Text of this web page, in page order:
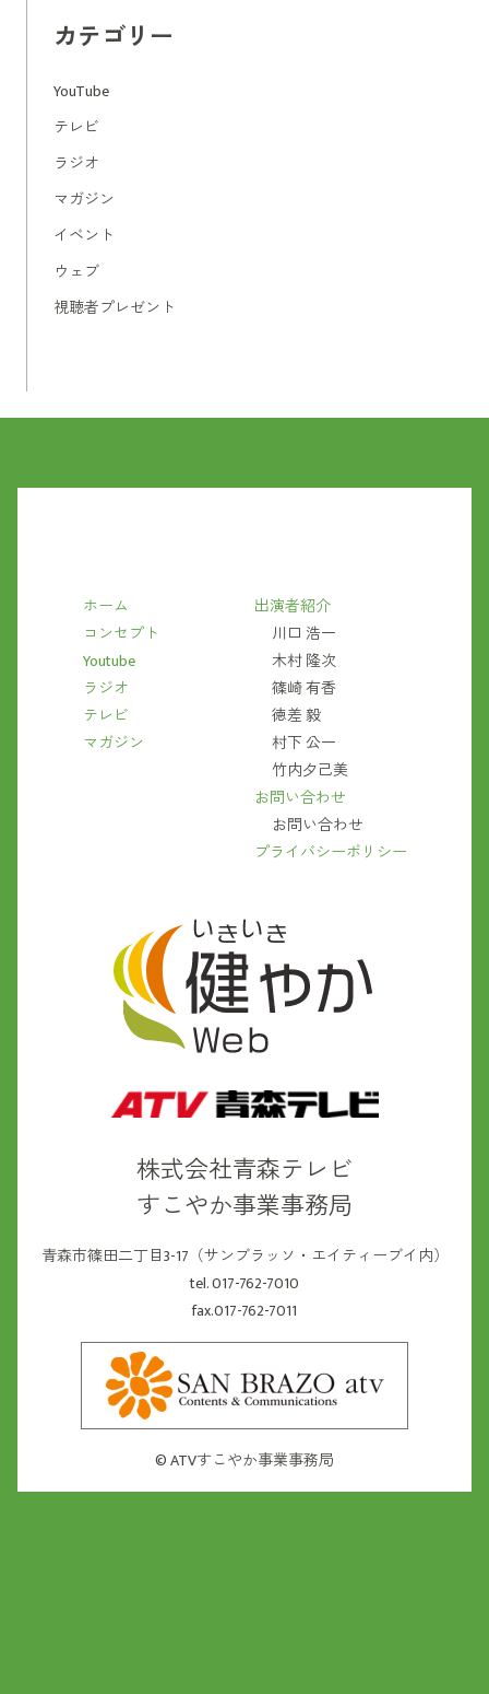
カテゴリー
YouTube
テレビ
ラジオ
マガジン
イベント
ウェブ
視聴者プレゼント
株式会社青森テレビ
すこやか事業事務局
青森市篠田二丁目3-17（サンブラッソ・エイティーブイ内）
tel. 017-762-7010
fax.017-762-7011
©ATVすこやか事業事務局
ホーム
コンセプト
Youtube
ラジオ
テレビ
マガジン
出演者紹介
川口 浩一
木村 隆次
篠崎 有香
徳差 毅
村下 公一
竹内夕己美
お問い合わせ
お問い合わせ
プライバシーポリシー